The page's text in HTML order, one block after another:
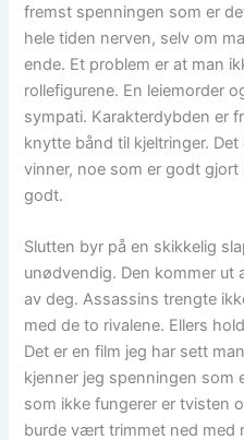
fremst spenningen som er
hele tiden nerven, selv om
ende. Et problem er at man
rollefigurene. En leiemorder
sympati. Karakterdybden er
knytte bånd til kjeltringer.
vinner, noe som er godt
godt.
Slutten byr på en skikkelig
unødvendig. Den kommer ut
av deg. Assassins trengte
med de to rivalene. Ellers
Det er en film jeg har sett
kjenner jeg spenningen som
som ikke fungerer er tvisten
burde vært trimmet ned med